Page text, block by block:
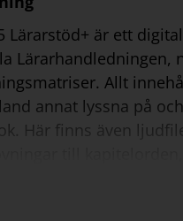
Lärarstöd+ är ett
Lärarhandledningen,
Allt
annat lyssna på
Här finns även